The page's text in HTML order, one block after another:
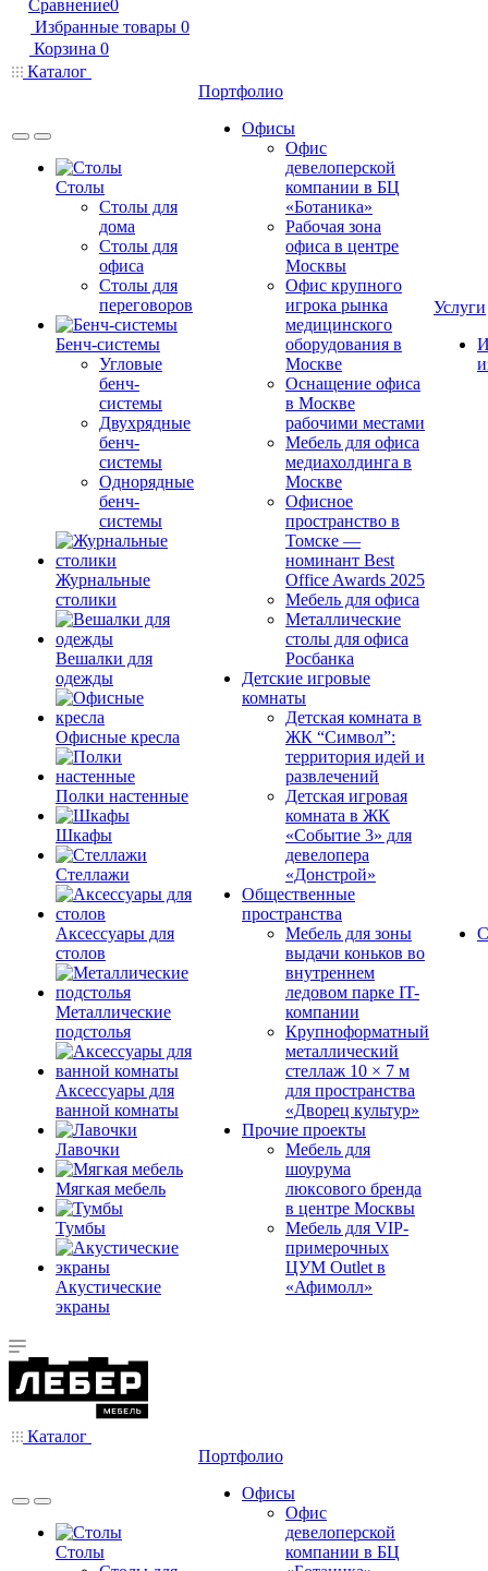
Сравнение0
Избранные товары 0
Корзина 0
Каталог
Столы
Столы для
дома
Столы для
офиса
Столы для
переговоров
Бенч-системы
Угловые
бенч-
системы
Двухрядные
бенч-
системы
Однорядные
бенч-
системы
Журнальные
столики
Вешалки для
одежды
Офисные кресла
Полки настенные
Шкафы
Стеллажи
Аксессуары для
столов
Металлические
подстолья
Аксессуары для
ванной комнаты
Лавочки
Мягкая мебель
Тумбы
Акустические
экраны
Портфолио
Офисы
Офис
девелоперской
компании в БЦ
«Ботаника»
Рабочая зона
офиса в центре
Москвы
Офис крупного
игрока рынка
медицинского
оборудования в
Москве
Оснащение офиса
в Москве
рабочими местами
Мебель для офиса
медиахолдинга в
Москве
Офисное
пространство в
Томске —
номинант Best
Office Awards 2025
Мебель для офиса
Металлические
столы для офиса
Росбанка
Детские игровые
комнаты
Детская комната в
ЖК “Символ”:
территория идей и
развлечений
Детская игровая
комната в ЖК
«Событие 3» для
девелопера
«Донстрой»
Общественные
пространства
Мебель для зоны
выдачи коньков во
внутреннем
ледовом парке IT-
компании
Крупноформатный
металлический
стеллаж 10 × 7 м
для пространства
«Дворец культур»
Прочие проекты
Мебель для
шоурума
люксового бренда
в центре Москвы
Мебель для VIP-
примерочных
ЦУМ Outlet в
«Афимолл»
Услуги
Каталог
Столы
Портфолио
Офисы
Офис
девелоперской
компании в БЦ